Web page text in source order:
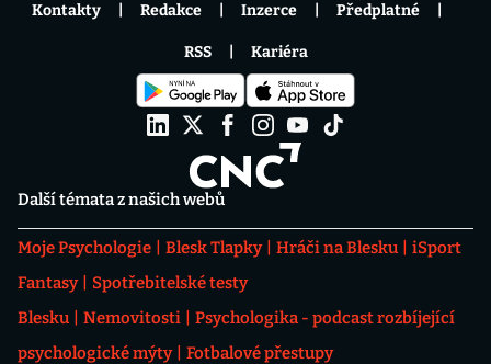
Další témata z našich webů
Moje Psychologie Blesk Tlapky Hráči na Blesku
iSport
Fantasy
Spotřebitelské testy
Blesku
Nemovitosti
Psychologika - podcast rozbíjející
psychologické mýty
Fotbalové přestupy
Kontakty Redakce Inzerce Předplatné
RSS Kariéra